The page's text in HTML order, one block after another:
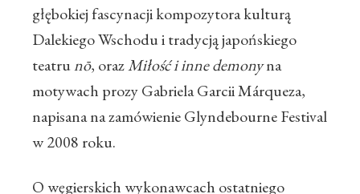
głębokiej fascynacji kompozytora kulturą
Dalekiego Wschodu i tradycją japońskiego
teatrunō, orazMiłość i inne demonyna
motywach prozy Gabriela Garcii Márqueza,
napisana na zamówienie Glyndebourne Festival
w 2008 roku.
O węgierskich wykonawcach ostatniego